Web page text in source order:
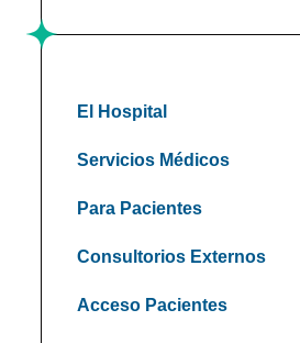
El Hospital
Servicios Médicos
Para Pacientes
Consultorios Externos
Acceso Pacientes